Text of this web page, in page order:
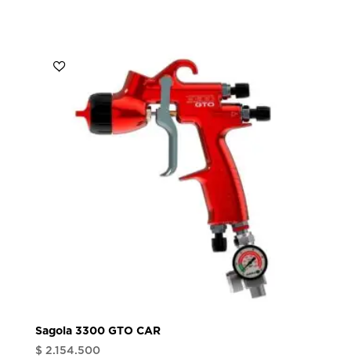
Sagola 3300 GTO CAR
$ 2.154.500